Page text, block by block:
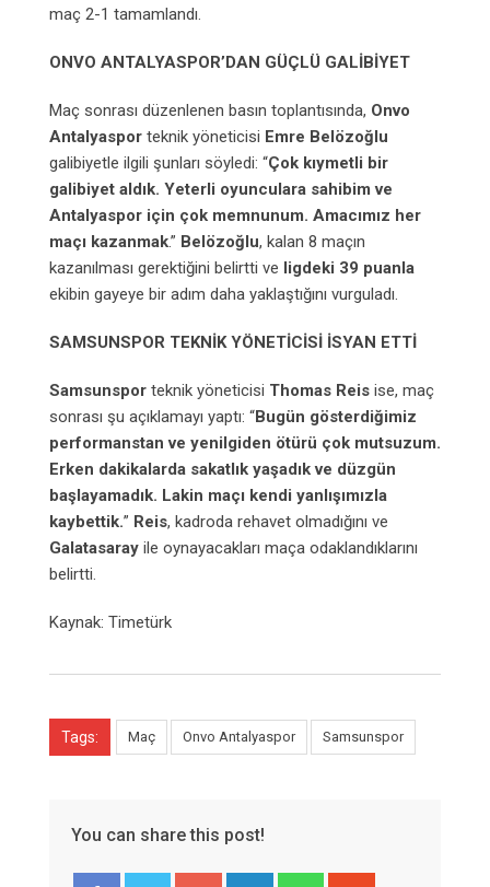
maç 2-1 tamamlandı.
ONVO ANTALYASPOR’DAN GÜÇLÜ GALİBİYET
Maç sonrası düzenlenen basın toplantısında, Onvo
Antalyaspor teknik yöneticisi Emre Belözoğlu
galibiyetle ilgili şunları söyledi: “Çok kıymetli bir
galibiyet aldık. Yeterli oyunculara sahibim ve
Antalyaspor için çok memnunum. Amacımız her
maçı kazanmak.” Belözoğlu, kalan 8 maçın
kazanılması gerektiğini belirtti ve ligdeki 39 puanla
ekibin gayeye bir adım daha yaklaştığını vurguladı.
SAMSUNSPOR TEKNİK YÖNETİCİSİ İSYAN ETTİ
Samsunspor teknik yöneticisi Thomas Reis ise, maç
sonrası şu açıklamayı yaptı: “Bugün gösterdiğimiz
performanstan ve yenilgiden ötürü çok mutsuzum.
Erken dakikalarda sakatlık yaşadık ve düzgün
başlayamadık. Lakin maçı kendi yanlışımızla
kaybettik.” Reis, kadroda rehavet olmadığını ve
Galatasaray ile oynayacakları maça odaklandıklarını
belirtti.
Kaynak: Timetürk
Tags: Maç Onvo Antalyaspor Samsunspor
You can share this post!